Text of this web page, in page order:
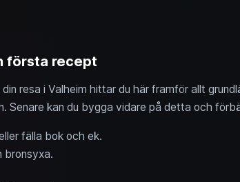
första recept
resa i Valheim hittar du här framför allt
Senare kan du bygga vidare på detta och
fälla bok och ek.
bronsyxa.